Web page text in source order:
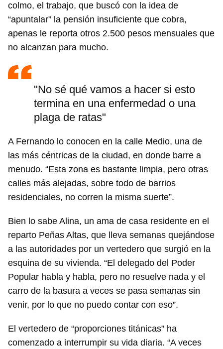
colmo, el trabajo, que buscó con la idea de
“apuntalar” la pensión insuficiente que cobra,
apenas le reporta otros 2.500 pesos mensuales que
no alcanzan para mucho.
"No sé qué vamos a hacer si esto
termina en una enfermedad o una
plaga de ratas"
A Fernando lo conocen en la calle Medio, una de
las más céntricas de la ciudad, en donde barre a
menudo. “Esta zona es bastante limpia, pero otras
calles más alejadas, sobre todo de barrios
residenciales, no corren la misma suerte”.
Bien lo sabe Alina, un ama de casa residente en el
reparto Peñas Altas, que lleva semanas quejándose
a las autoridades por un vertedero que surgió en la
esquina de su vivienda. “El delegado del Poder
Popular habla y habla, pero no resuelve nada y el
carro de la basura a veces se pasa semanas sin
venir, por lo que no puedo contar con eso”.
El vertedero de “proporciones titánicas” ha
comenzado a interrumpir su vida diaria. “A veces